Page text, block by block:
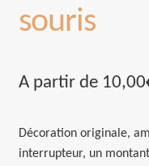
souris
A partir de 10,00
Décoration originale,
interrupteur, un